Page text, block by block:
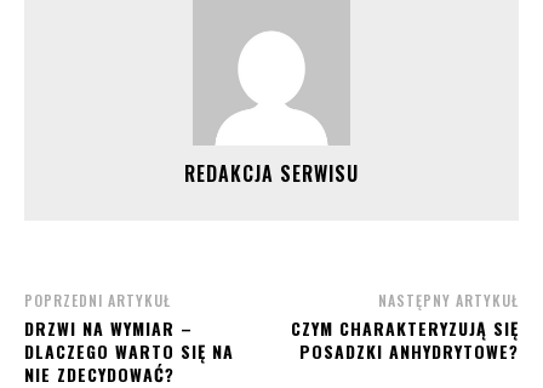
REDAKCJA SERWISU
POPRZEDNI ARTYKUŁ
DRZWI NA WYMIAR –
DLACZEGO WARTO SIĘ NA
NIE ZDECYDOWAĆ?
NASTĘPNY ARTYKUŁ
CZYM CHARAKTERYZUJĄ SIĘ
POSADZKI ANHYDRYTOWE?